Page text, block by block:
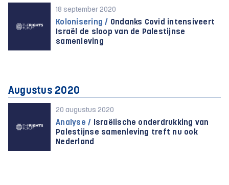
18 september 2020
Kolonisering / Ondanks Covid intensiveert
Israël de sloop van de Palestijnse
samenleving
Augustus 2020
20 augustus 2020
Analyse / Israëlische onderdrukking van
Palestijnse samenleving treft nu ook
Nederland